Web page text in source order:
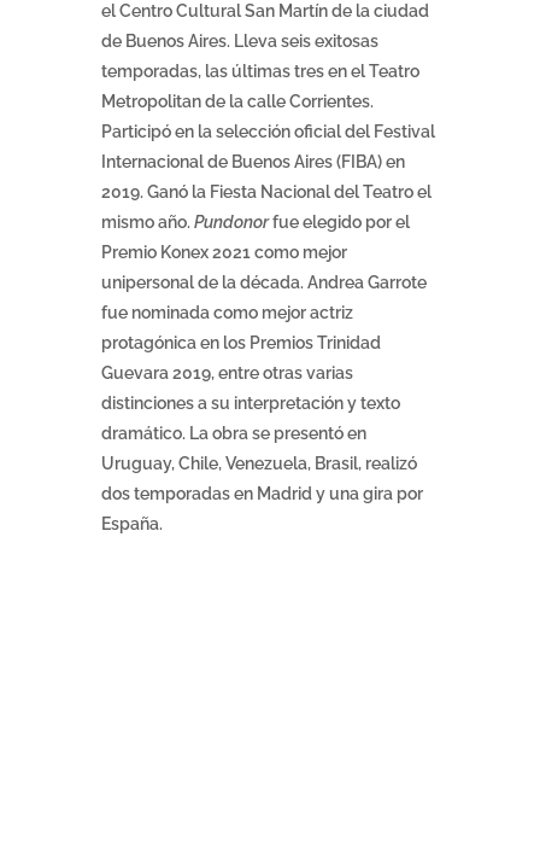
el Centro Cultural San Martín de la ciudad
de Buenos Aires. Lleva seis exitosas
temporadas, las últimas tres en el Teatro
Metropolitan de la calle Corrientes.
Participó en la selección oficial del Festival
Internacional de Buenos Aires (FIBA) en
2019. Ganó la Fiesta Nacional del Teatro el
mismo año. Pundonorfue elegido por el
Premio Konex 2021 como mejor
unipersonal de la década. Andrea Garrote
fue nominada como mejor actriz
protagónica en los Premios Trinidad
Guevara 2019, entre otras varias
distinciones a su interpretación y texto
dramático. La obra se presentó en
Uruguay, Chile, Venezuela, Brasil, realizó
dos temporadas en Madrid y una gira por
España.